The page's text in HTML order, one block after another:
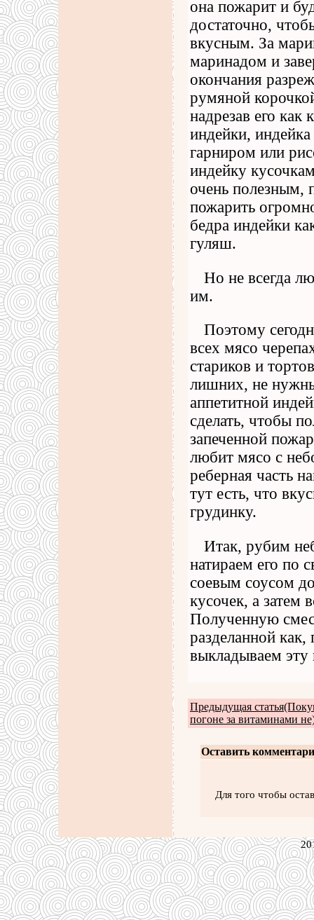
она пожарит и
достаточно,
вкусным. За
маринадом и
окончания
румяной
надрезав его как
индейки,
гарниром или
индейку
очень полезным,
пожарить
бедра индейки
гуляш.
Но не всегда
им.
Поэтому
всех мясо
стариков и
лишних, не
аппетитной
сделать, чтобы
запеченной
любит мясо с
реберная часть
тут есть, что
грудинку.
Итак, рубим
натираем его по
соевым соусом
кусочек, а затем
Полученную
разделанной
выкладываем эту
Предыдущая
погоне за витаминами
Оставить
Для того чтобы